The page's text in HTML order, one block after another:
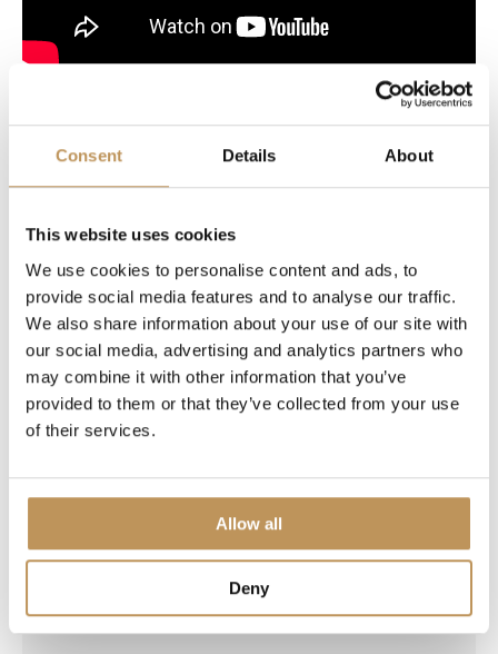
Consent Details About
This website uses cookies
We use cookies to personalise content and ads, to
provide social media features and to analyse our traffic.
We also share information about your use of our site with
our social media, advertising and analytics partners who
may combine it with other information that you’ve
provided to them or that they’ve collected from your use
of their services.
Allow all
Deny
Bewertungen
Weihnachtsstimmung sofort garantiert.
Schnelle Lieferung. Gut verpackt. So
kommt Weihnachtsstimmung auf! Auch die
Nachbarschaft kann sich daran erfreuen,
was unsere Weihnachtsstimmung noch
verstärkt!